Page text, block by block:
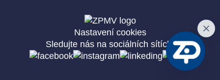
Nastavení cookies
Sledujte nás na sociálních sítích: